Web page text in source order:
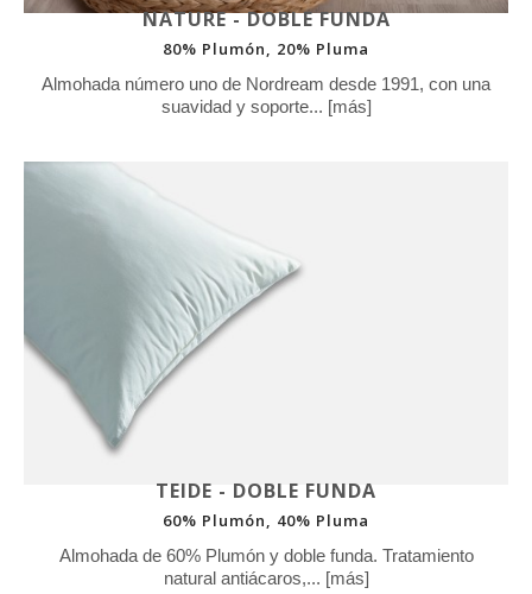
NATURE - DOBLE FUNDA
80% Plumón, 20% Pluma
Almohada número uno de Nordream desde 1991, con una
suavidad y soporte... [más]
TEIDE - DOBLE FUNDA
60% Plumón, 40% Pluma
Almohada de 60% Plumón y doble funda. Tratamiento
natural antiácaros,... [más]